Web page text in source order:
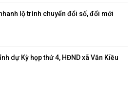
lộ trình chuyển đổi số, đổi mới
dự Kỳ họp thứ 4, HĐND xã Văn Kiều